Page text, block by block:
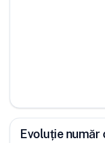
Evoluție număr